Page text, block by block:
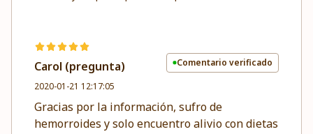
Carol (pregunta)
2020-01-21 12:17:05
Comentario verificado
Gracias por la información, sufro de
hemorroides y solo encuentro alivio con dietas